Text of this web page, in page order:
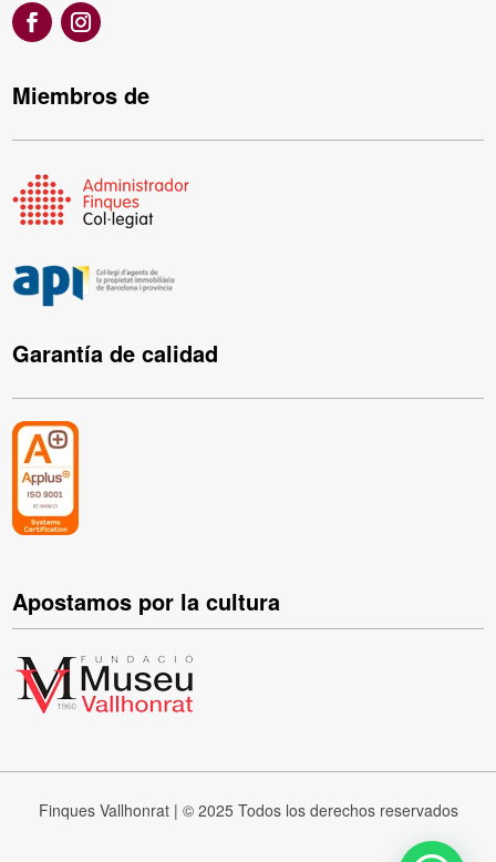
Miembros de
Garantía de calidad
Apostamos por la cultura
Finques Vallhonrat | © 2025 Todos los derechos reservados